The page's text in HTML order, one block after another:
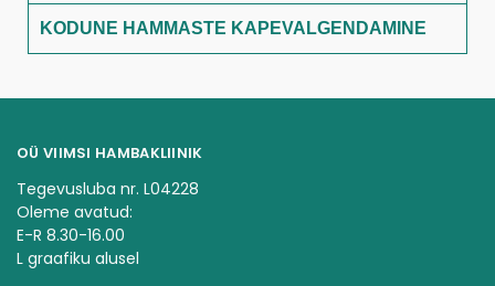
KODUNE HAMMASTE KAPEVALGENDAMINE
OÜ VIIMSI HAMBAKLIINIK
Tegevusluba nr. L04228
Oleme avatud:
E-R 8.30-16.00
L graafiku alusel